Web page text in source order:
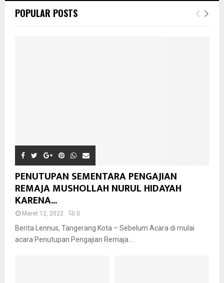
POPULAR POSTS
PENUTUPAN SEMENTARA PENGAJIAN
REMAJA MUSHOLLAH NURUL HIDAYAH
KARENA...
Maret 12, 2022 0
Berita Lennus, Tangerang Kota – Sebelum Acara di mulai
acara Penutupan Pengajian Remaja...